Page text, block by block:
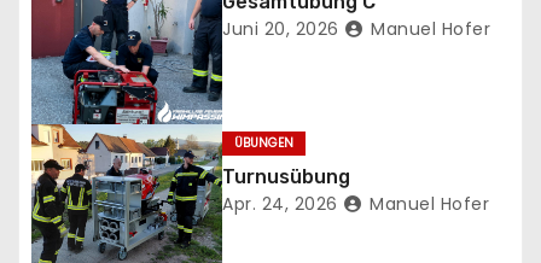
r
a
g
s
n
Juni 20, 2026 Manuel Hofer
ÜBUNGEN
Turnusübung
Apr. 24, 2026 Manuel Hofer